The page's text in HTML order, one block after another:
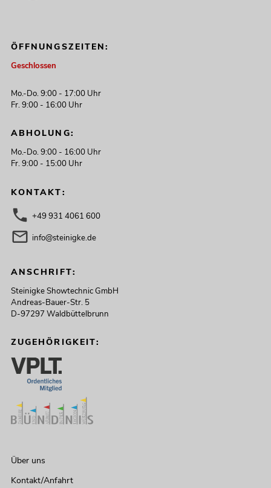
ÖFFNUNGSZEITEN:
Geschlossen
Mo.-Do. 9:00 - 17:00 Uhr
Fr. 9:00 - 16:00 Uhr
ABHOLUNG:
Mo.-Do. 9:00 - 16:00 Uhr
Fr. 9:00 - 15:00 Uhr
KONTAKT:
+49 931 4061 600
info@steinigke.de
ANSCHRIFT:
Steinigke Showtechnic GmbH
Andreas-Bauer-Str. 5
D-97297 Waldbüttelbrunn
ZUGEHÖRIGKEIT:
Über uns
Kontakt/Anfahrt